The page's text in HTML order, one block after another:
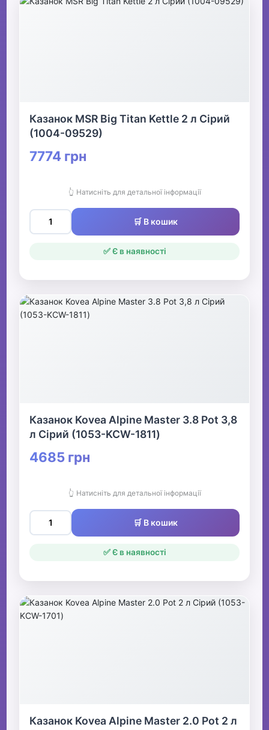
Казанок MSR Big Titan Kettle 2 л Сірий
(1004-09529)
7774 грн
👆 Натисніть для детальної інформації
🛒 В кошик
✅ Є в наявності
Казанок Kovea Alpine Master 3.8 Pot 3,8
л Сірий (1053-KCW-1811)
4685 грн
👆 Натисніть для детальної інформації
🛒 В кошик
✅ Є в наявності
Казанок Kovea Alpine Master 2.0 Pot 2 л